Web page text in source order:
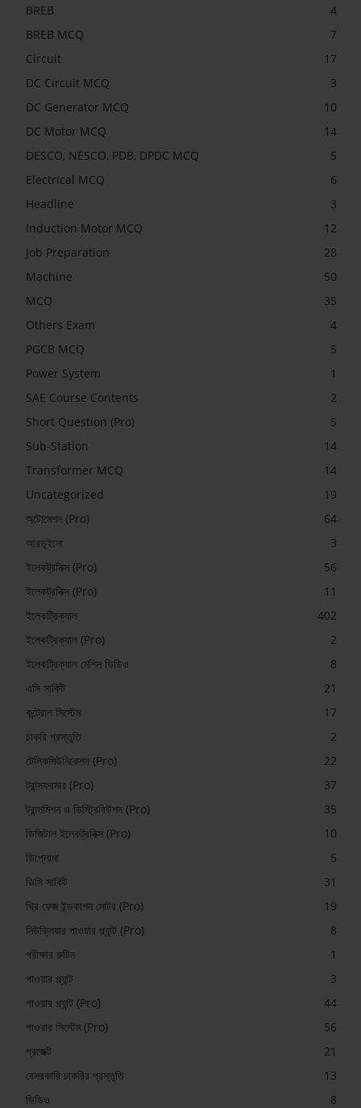
BREB
4
BREB MCQ
7
Circuit
17
DC Circuit MCQ
3
DC Generator MCQ
10
DC Motor MCQ
14
DESCO, NESCO, PDB, DPDC MCQ
5
Electrical MCQ
6
Headline
3
Induction Motor MCQ
12
Job Preparation
28
Machine
50
MCQ
35
Others Exam
4
PGCB MCQ
5
Power System
1
SAE Course Contents
2
Short Question (Pro)
5
Sub-Station
14
Transformer MCQ
14
Uncategorized
19
অটোমেশন (Pro)
64
আরডুইনো
3
ইলেকট্রনিক্স (Pro)
56
ইলেকট্রনিক্স (Pro)
11
ইলেকট্রিক্যাল
402
ইলেকট্রিক্যাল (Pro)
2
ইলেকট্রিক্যাল মেশিন ভিডিও
8
এসি সার্কিট
21
কন্ট্রোল সিস্টেম
17
চাকরি প্রস্তুতি
2
টেলিকমিউনিকেশন (Pro)
22
ট্রান্সফরমার (Pro)
37
ট্রান্সমিশন ও ডিস্ট্রিবিউশন (Pro)
35
ডিজিটাল ইলেকট্রনিক্স (Pro)
10
ডিপ্লোমা
5
ডিসি সার্কিট
31
থ্রি ফেজ ইন্ডকাশন মোটর (Pro)
19
নিউক্লিয়ার পাওয়ার প্ল্যান্ট (Pro)
8
পরীক্ষার রুটিন
1
পাওয়ার প্ল্যান্ট
3
পাওয়ার প্ল্যান্ট (Pro)
44
পাওয়ার সিস্টেম (Pro)
56
প্রজেক্ট
21
বেসরকারি চাকরির প্রস্তুতি
13
ভিডিও
8